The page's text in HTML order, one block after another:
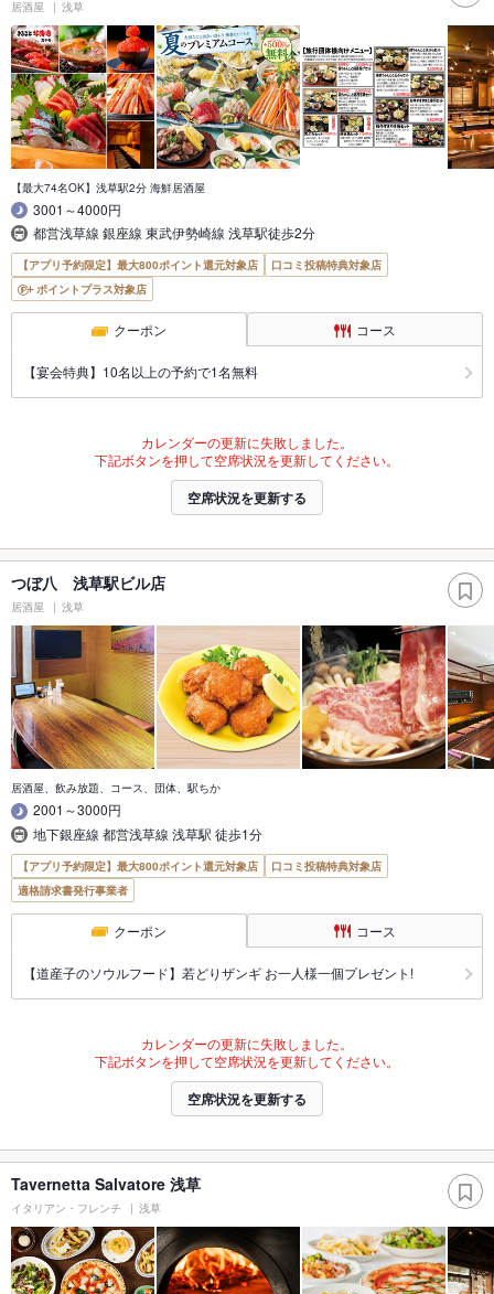
居酒屋 浅草
【最大74名OK】浅草駅2分 海鮮居酒屋
3001～4000円
都営浅草線 銀座線 東武伊勢崎線 浅草駅徒歩2分
【アプリ予約限定】最大800ポイント還元対象店
口コミ投稿特典対象店
ポイントプラス対象店
クーポン コース
【宴会特典】10名以上の予約で1名無料
カレンダーの更新に失敗しました。
下記ボタンを押して空席状況を更新してください。
空席状況を更新する
つぼ八 浅草駅ビル店
居酒屋 浅草
居酒屋、飲み放題、コース、団体、駅ちか
2001～3000円
地下銀座線 都営浅草線 浅草駅 徒歩1分
【アプリ予約限定】最大800ポイント還元対象店
口コミ投稿特典対象店
適格請求書発行事業者
クーポン コース
【道産子のソウルフード】若どりザンギ お一人様一個プレゼント!
カレンダーの更新に失敗しました。
下記ボタンを押して空席状況を更新してください。
空席状況を更新する
Tavernetta Salvatore 浅草
イタリアン・フレンチ 浅草